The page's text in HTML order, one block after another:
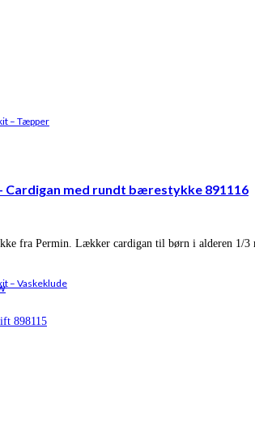
– Tæpper
– Vaskeklude
med rundt bærestykke 891116
fra Permin. Lækker cardigan til børn i alderen 1/